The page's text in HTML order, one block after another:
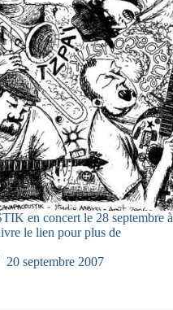
en concert le 28 septembre à
le lien pour plus de
20 septembre 2007